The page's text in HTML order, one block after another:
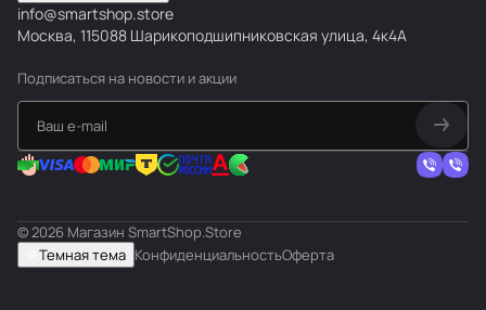
info@smartshop.store
Москва, 115088 Шарикоподшипниковская улица, 4к4А
Подписаться на новости и акции
© 2026 Магазин SmartShop.Store
Темная тема КонфиденциальностьОферта